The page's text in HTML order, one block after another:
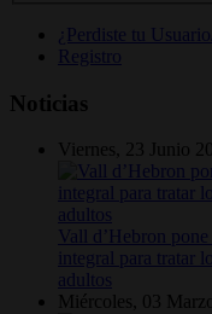
¿Perdiste tu
Registro
Noticias
Viernes, 23 Junio
Vall d’Hebron
integral para tratar
adultos
Miércoles, 03